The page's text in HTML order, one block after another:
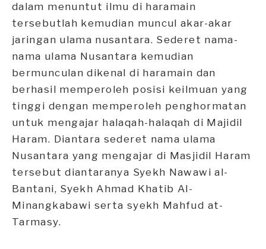
dalam menuntut ilmu di haramain
tersebutlah kemudian muncul akar-akar
jaringan ulama nusantara. Sederet nama-
nama ulama Nusantara kemudian
bermunculan dikenal di haramain dan
berhasil memperoleh posisi keilmuan yang
tinggi dengan memperoleh penghormatan
untuk mengajar halaqah-halaqah di Majidil
Haram. Diantara sederet nama ulama
Nusantara yang mengajar di Masjidil Haram
tersebut diantaranya Syekh Nawawi al-
Bantani, Syekh Ahmad Khatib Al-
Minangkabawi serta syekh Mahfud at-
Tarmasy.